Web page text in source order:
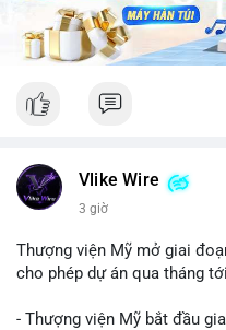
Vlike Wire
3 giờ
Thượng viện Mỹ mở giai
cho phép dự án qua tháng tới
- Thượng viện Mỹ bắt đầu